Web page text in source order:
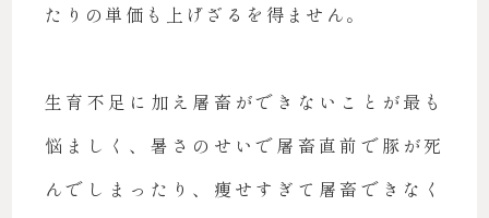
たりの単価も上げざるを得ません。
生育不足に加え屠畜ができないことが最も
悩ましく、暑さのせいで屠畜直前で豚が死
んでしまったり、痩せすぎて屠畜できなく